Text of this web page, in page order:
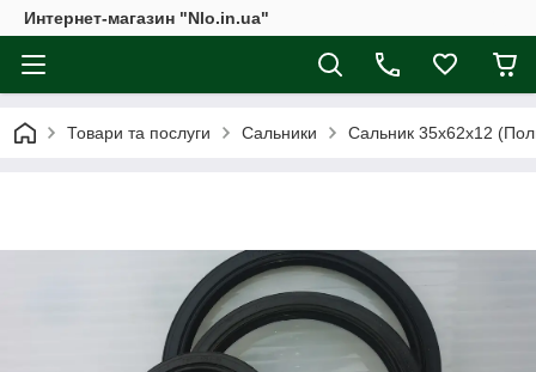
Интернет-магазин "Nlo.in.ua"
Товари та послуги Сальники Сальник 35х62х12